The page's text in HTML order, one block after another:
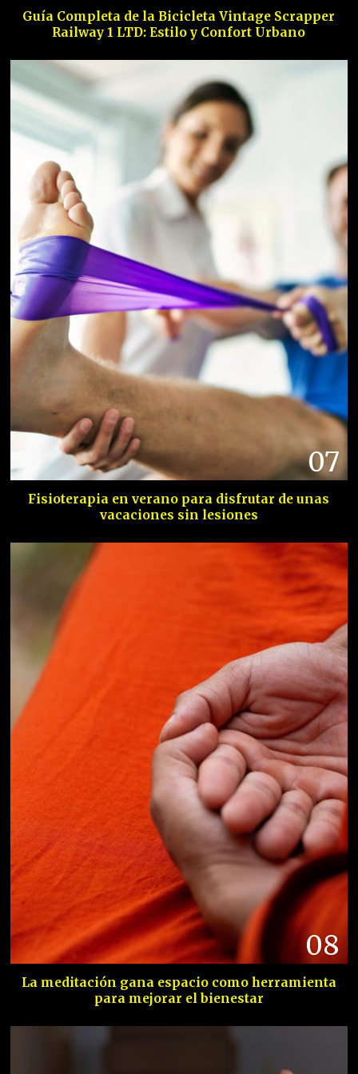
Guía Completa de la Bicicleta Vintage Scrapper
Railway 1 LTD: Estilo y Confort Urbano
07
Fisioterapia en verano para disfrutar de unas
vacaciones sin lesiones
08
La meditación gana espacio como herramienta
para mejorar el bienestar